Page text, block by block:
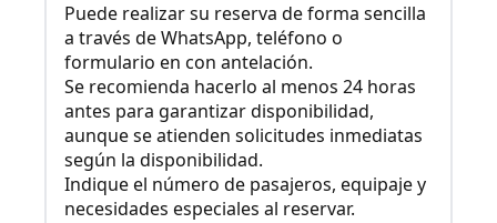
Puede realizar su reserva de forma sencilla
a través de WhatsApp, teléfono o
formulario en con antelación.
Se recomienda hacerlo al menos 24 horas
antes para garantizar disponibilidad,
aunque se atienden solicitudes inmediatas
según la disponibilidad.
Indique el número de pasajeros, equipaje y
necesidades especiales al reservar.